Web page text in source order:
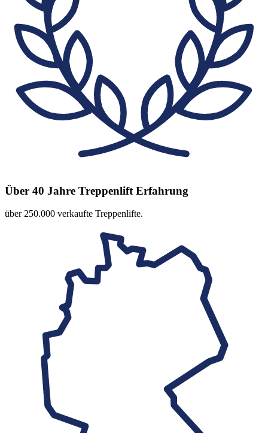
Über 40 Jahre Treppenlift Erfahrung
über 250.000 verkaufte Treppenlifte.